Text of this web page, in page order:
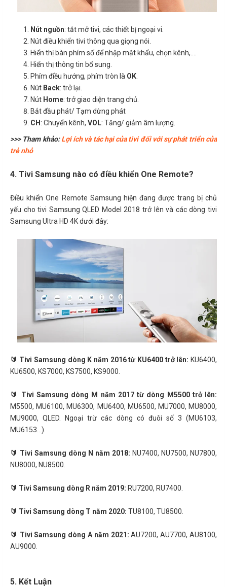
Nút nguồn: tắt mở tivi, các thiết bị ngoại vi.
Nút điều khiển tivi thông qua giọng nói.
Hiển thị bàn phím số để nhập mật khẩu, chọn kênh,....
Hiển thị thông tin bổ sung.
Phím điều hướng, phím tròn là OK
Nút Back: trở lại.
Nút Home: trở giao diện trang chủ.
Bắt đầu phát/ Tạm dừng phát
CH : Chuyển kênh, VOL: Tăng/ giảm âm lượng.
>>> Tham khảo:Lợi ích và tác hại của tivi đối với sự phát triển của
trẻ nhỏ
4. Tivi Samsung nào có điều khiển One Remote?
Điều khiển One Remote Samsung hiện đang được trang bị chủ
yếu cho tivi Samsung QLED Model 2018 trở lên và các dòng tivi
Samsung Ultra HD 4K dưới đây:
🔰 Tivi Samsung dòng K năm 2016 từ KU6400 trở lên: KU6400,
KU6500, KS7000, KS7500, KS9000.
🔰 Tivi Samsung dòng M năm 2017 từ dòng M5500 trở lên:
M5500, MU6100, MU6300, MU6400, MU6500, MU7000, MU8000,
MU9000, QLED. Ngoại trừ các dòng có đuôi số 3 (MU6103,
MU6153...).
🔰 Tivi Samsung dòng N năm 2018: NU7400, NU7500, NU7800,
NU8000, NU8500.
🔰 Tivi Samsung dòng R năm 2019: RU7200, RU7400.
🔰 Tivi Samsung dòng T năm 2020: TU8100, TU8500.
🔰 Tivi Samsung dòng A năm 2021: AU7200, AU7700, AU8100,
AU9000.
5. Kết Luận